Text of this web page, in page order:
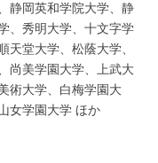
静岡英和学院大学、静
、秀明大学、十文字学
天堂大学、松蔭大学、
尚美学園大学、上武大
術大学、白梅学園大
女学園大学 ほか